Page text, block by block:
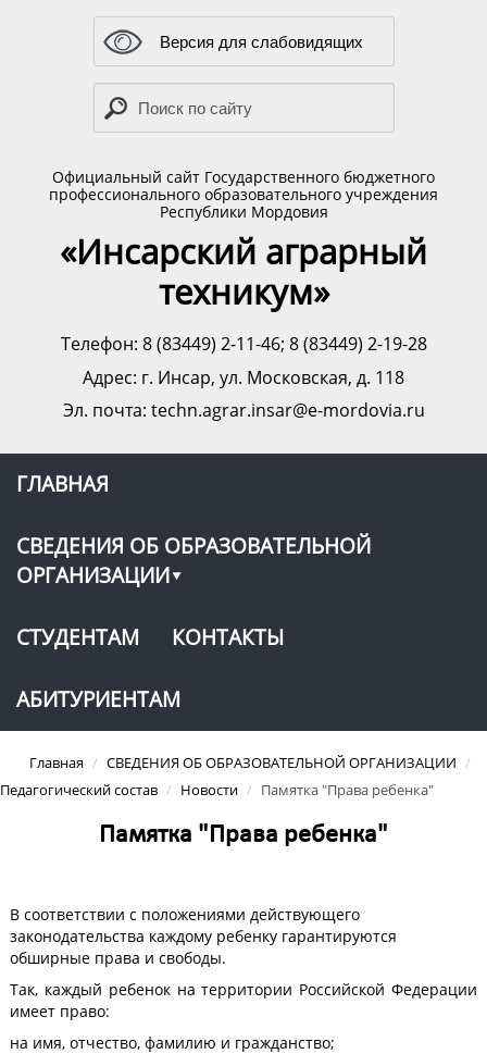
Версия для слабовидящих
Официальный сайт Государственного бюджетного
профессионального образовательного учреждения
Республики Мордовия
«Инсарский аграрный
техникум»
Телефон: 8 (83449) 2-11-46; 8 (83449) 2-19-28
Адрес: г. Инсар, ул. Московская, д. 118
Эл. почта: techn.agrar.insar@e-mordovia.ru
ГЛАВНАЯ
СВЕДЕНИЯ ОБ ОБРАЗОВАТЕЛЬНОЙ
ОРГАНИЗАЦИИ
СТУДЕНТАМ КОНТАКТЫ
АБИТУРИЕНТАМ
Главная / СВЕДЕНИЯ ОБ ОБРАЗОВАТЕЛЬНОЙ ОРГАНИЗАЦИИ /
Педагогический состав / Новости / Памятка "Права ребенка"
Памятка "Права ребенка"
В соответствии с положениями действующего
законодательства каждому ребенку гарантируются
обширные права и свободы.
Так, каждый ребенок на территории Российской Федерации
имеет право:
на имя, отчество, фамилию и гражданство;